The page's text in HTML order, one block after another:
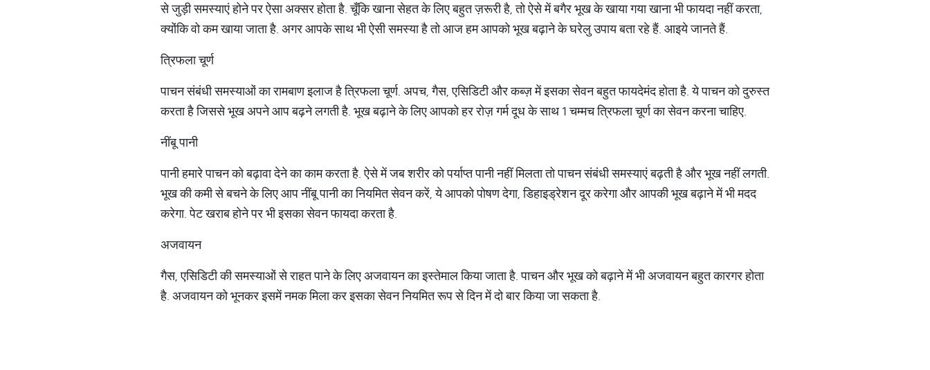
से जुड़ी समस्याएं होने पर ऐसा अक्सर होता है. चूँकि खाना सेहत के लिए बहुत ज़रूरी है, तो ऐसे में बगैर भूख के खाया गया खाना भी फायदा नहीं करता,
क्योंकि वो कम खाया जाता है. अगर आपके साथ भी ऐसी समस्या है तो आज हम आपको भूख बढ़ाने के घरेलु उपाय बता रहे हैं. आइये जानते हैं.
त्रिफला चूर्ण
पाचन संबंधी समस्याओं का रामबाण इलाज है त्रिफला चूर्ण. अपच, गैस, एसिडिटी और कब्ज़ में इसका सेवन बहुत फायदेमंद होता है. ये पाचन को दुरुस्त
करता है जिससे भूख अपने आप बढ़ने लगती है. भूख बढ़ाने के लिए आपको हर रोज़ गर्म दूध के साथ 1 चम्मच त्रिफला चूर्ण का सेवन करना चाहिए.
नींबू पानी
पानी हमारे पाचन को बढ़ावा देने का काम करता है. ऐसे में जब शरीर को पर्याप्त पानी नहीं मिलता तो पाचन संबंधी समस्याएं बढ़ती है और भूख नहीं लगती.
भूख की कमी से बचने के लिए आप नींबू पानी का नियमित सेवन करें, ये आपको पोषण देगा, डिहाइड्रेशन दूर करेगा और आपकी भूख बढ़ाने में भी मदद
करेगा. पेट खराब होने पर भी इसका सेवन फायदा करता है.
अजवायन
गैस, एसिडिटी की समस्याओं से राहत पाने के लिए अजवायन का इस्तेमाल किया जाता है. पाचन और भूख को बढ़ाने में भी अजवायन बहुत कारगर होता
है. अजवायन को भूनकर इसमें नमक मिला कर इसका सेवन नियमित रूप से दिन में दो बार किया जा सकता है.